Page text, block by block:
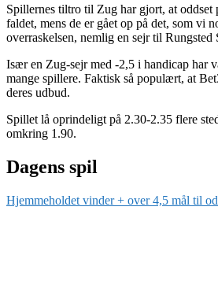
Spillernes tiltro til Zug har gjort, at oddset
faldet, mens de er gået op på det, som vi
overraskelsen, nemlig en sejr til Rungsted
Især en Zug-sejr med -2,5 i handicap har
mange spillere. Faktisk så populært, at
deres udbud.
Spillet lå oprindeligt på 2.30-2.35 flere
omkring 1.90.
Dagens spil
Hjemmeholdet vinder + over 4,5 mål til